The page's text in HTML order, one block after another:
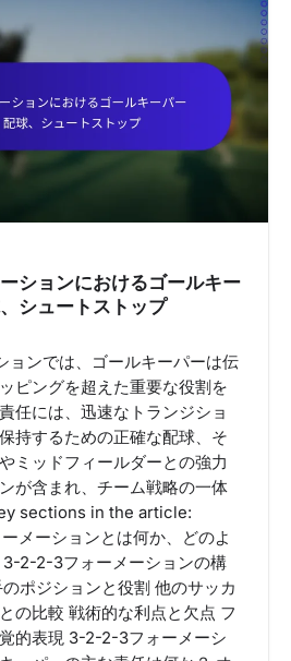
ションにおけるゴールキー
シュートストップ
ンでは、ゴールキーパーは伝
ピングを超えた重要な役割を
任には、迅速なトランジショ
持するための正確な配球、そ
ミッドフィールダーとの強力
が含まれ、チーム戦略の一体
sections in the article:
メーションとは何か、どのよ
3-2-2-3フォーメーションの構
ポジションと役割 他のサッカ
の比較 戦術的な利点と欠点 フ
的表現 3-2-2-3フォーメーシ